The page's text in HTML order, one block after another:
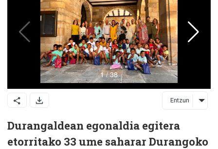
Entzun
Durangaldean egonaldia egitera
etorritako 33 ume saharar Durangoko